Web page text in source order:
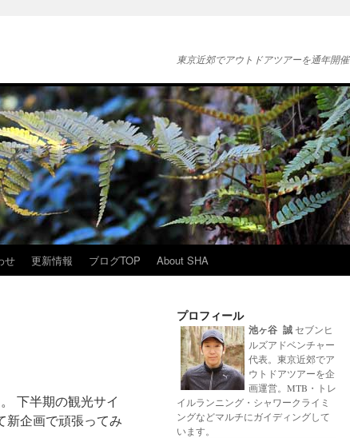
東京近郊でアウトドアツアーを通年開催
せ 更新情報 ブログTOP About SHA
下半期の観光サイ
企画で頑張ってみ
プロフィール
池ヶ谷 誠 セブンヒ
ルズアドベンチャー
代表。東京近郊でア
ウトドアツアーを企
画運営。MTB・トレ
イルランニング・シャワークライミ
ングなどマルチにガイディングして
います。